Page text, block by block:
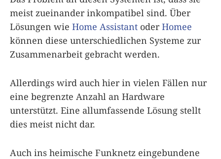
meist zueinander inkompatibel sind. Über
Lösungen wie Home Assistant oderHomee
können diese unterschiedlichen Systeme zur
Zusammenarbeit gebracht werden.
Allerdings wird auch hier in vielen Fällen nur
eine begrenzte Anzahl an Hardware
unterstützt. Eine allumfassende Lösung stellt
dies meist nicht dar.
Auch ins heimische Funknetz eingebundene